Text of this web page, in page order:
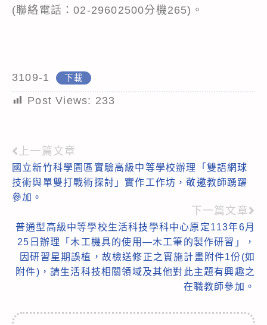
(聯絡電話：02-29602500分機265)。
3109-1 下載
Post Views: 233
Read
more
articles
上一篇文章
國立新竹科學園區實驗高級中等學校辦理「雙語網球
技術與單雙打戰術探討」實作工作坊，敬邀教師踴躍
參加。
下一篇文章
普通型高級中等學校生活科技學科中心原定113年6月
25日辦理「木工機具的使用—木工筆的製作研習」，
因研習星期誤植，故檢送修正之實施計畫附件1份(如
附件)，請生活科技相關領域及其他對此主題有興趣之
在職教師參加。